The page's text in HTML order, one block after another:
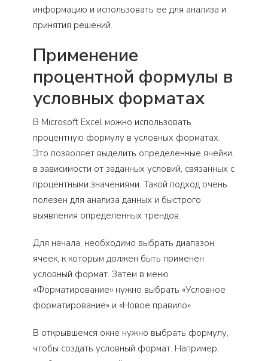
информацию и использовать ее для анализа и
принятия решений.
Применение
процентной формулы в
условных форматах
В Microsoft Excel можно использовать
процентную формулу в условных форматах.
Это позволяет выделить определенные ячейки,
в зависимости от заданных условий, связанных с
процентными значениями. Такой подход очень
полезен для анализа данных и быстрого
выявления определенных трендов.
Для начала, необходимо выбрать диапазон
ячеек, к которым должен быть применен
условный формат. Затем в меню
«Форматирование» нужно выбрать «Условное
форматирование» и «Новое правило».
В открывшемся окне нужно выбрать формулу,
чтобы создать условный формат. Например,